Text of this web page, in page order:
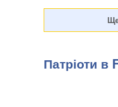
Патріоти в